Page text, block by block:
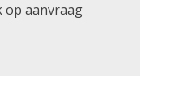
op aanvraag